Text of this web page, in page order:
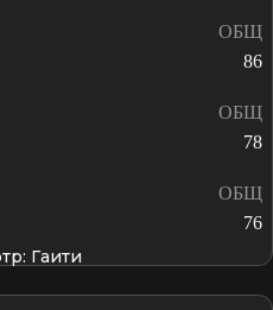
ОБЩ
86
ОБЩ
78
ОБЩ
76
Гаити